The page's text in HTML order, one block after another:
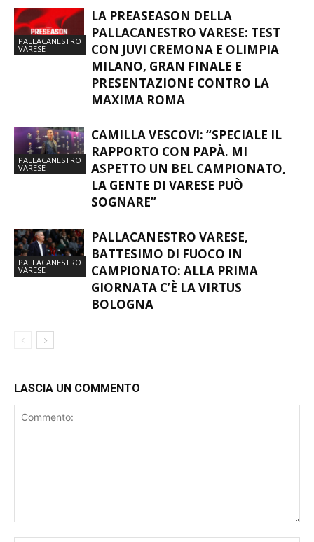
PALLACANESTRO
VARESE
LA PREASEASON DELLA
PALLACANESTRO VARESE: TEST
CON JUVI CREMONA E OLIMPIA
MILANO, GRAN FINALE E
PRESENTAZIONE CONTRO LA
MAXIMA ROMA
PALLACANESTRO
VARESE
CAMILLA VESCOVI: “SPECIALE IL
RAPPORTO CON PAPÀ. MI
ASPETTO UN BEL CAMPIONATO,
LA GENTE DI VARESE PUÒ
SOGNARE”
PALLACANESTRO
VARESE
PALLACANESTRO VARESE,
BATTESIMO DI FUOCO IN
CAMPIONATO: ALLA PRIMA
GIORNATA C’È LA VIRTUS
BOLOGNA
LASCIA UN COMMENTO